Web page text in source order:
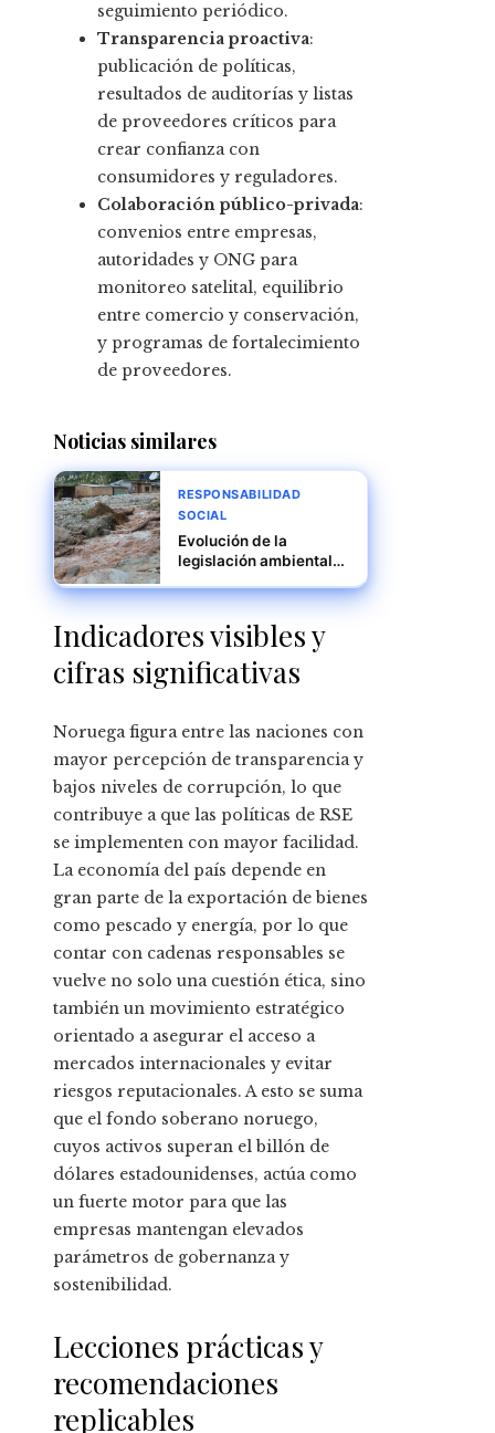
seguimiento periódico.
Transparencia proactiva:
publicación de políticas,
resultados de auditorías y listas
de proveedores críticos para
crear confianza con
consumidores y reguladores.
Colaboración público-privada:
convenios entre empresas,
autoridades y ONG para
monitoreo satelital, equilibrio
entre comercio y conservación,
y programas de fortalecimiento
de proveedores.
Noticias similares
RESPONSABILIDAD
SOCIAL
Evolución de la
legislación ambiental
industriales
Indicadores visibles y
cifras significativas
Noruega figura entre las naciones con
mayor percepción de transparencia y
bajos niveles de corrupción, lo que
contribuye a que las políticas de RSE
se implementen con mayor facilidad.
La economía del país depende en
gran parte de la exportación de bienes
como pescado y energía, por lo que
contar con cadenas responsables se
vuelve no solo una cuestión ética, sino
también un movimiento estratégico
orientado a asegurar el acceso a
mercados internacionales y evitar
riesgos reputacionales. A esto se suma
que el fondo soberano noruego,
cuyos activos superan el billón de
dólares estadounidenses, actúa como
un fuerte motor para que las
empresas mantengan elevados
parámetros de gobernanza y
sostenibilidad.
Lecciones prácticas y
recomendaciones
replicables